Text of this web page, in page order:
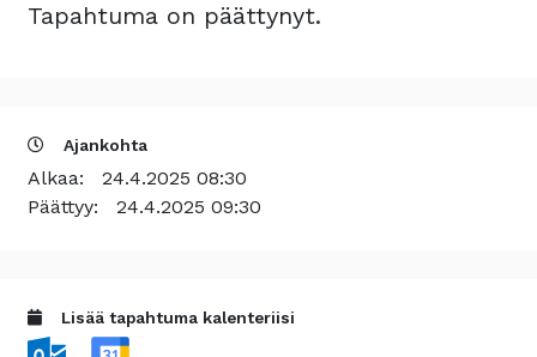
Tapahtuma on päättynyt.
Ajankohta
Alkaa: 24.4.2025 08:30
Päättyy: 24.4.2025 09:30
Lisää tapahtuma kalenteriisi